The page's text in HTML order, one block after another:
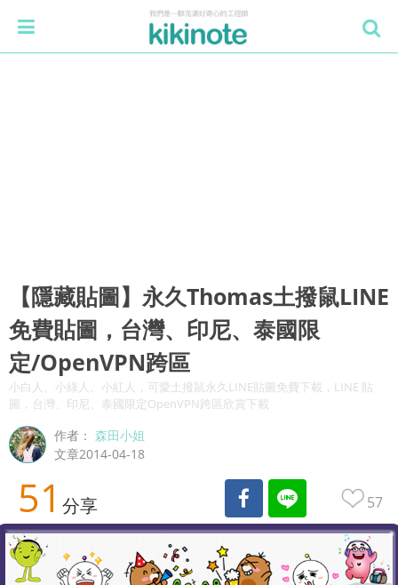
【隱藏貼圖】永久Thomas土撥鼠LINE
免費貼圖，台灣、印尼、泰國限
定/OpenVPN跨區
小白人、小綠人、小紅人，可愛土撥鼠永久LINE貼圖免費下載，LINE 貼
圖，台灣、印尼、泰國限定OpenVPN跨區欣賞下載
作者：森田小姐
文章2014-04-18
51 分享 57